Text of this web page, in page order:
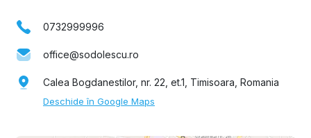
0732999996
office@sodolescu.ro
Calea Bogdanestilor, nr. 22, et.1, Timisoara, Romania
Deschide în Google Maps